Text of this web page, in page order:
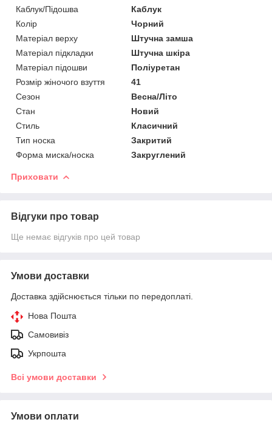
Каблук/Підошва
Каблук
Колір
Чорний
Матеріал верху
Штучна замша
Матеріал підкладки
Штучна шкіра
Матеріал підошви
Поліуретан
Розмір жіночого взуття
41
Сезон
Весна/Літо
Стан
Новий
Стиль
Класичний
Тип носка
Закритий
Форма миска/носка
Закруглений
Приховати
Відгуки про товар
Ще немає відгуків про цей товар
Умови доставки
Доставка здійснюється тільки по передоплаті.
Нова Пошта
Самовивіз
Укрпошта
Всі умови доставки
Умови оплати